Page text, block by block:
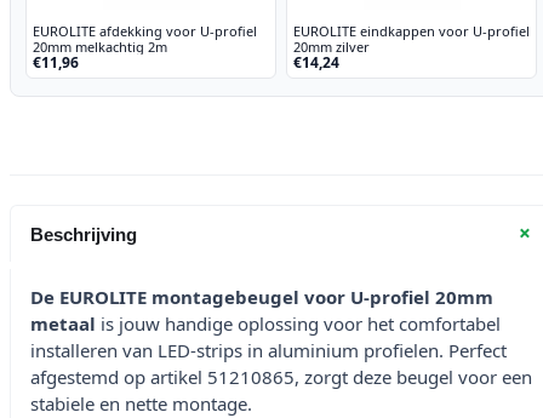
EUROLITE afdekking voor U-profiel
20mm melkachtig 2m
€11,96
EUROLITE eindkappen voor U-profiel
20mm zilver
€14,24
Beschrijving +
De EUROLITE montagebeugel voor U-profiel 20mm
metaal is jouw handige oplossing voor het comfortabel
installeren van LED-strips in aluminium profielen. Perfect
afgestemd op artikel 51210865, zorgt deze beugel voor een
stabiele en nette montage.